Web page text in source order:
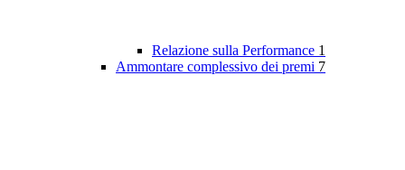
Relazione sulla Performance 1
Ammontare complessivo dei premi 7